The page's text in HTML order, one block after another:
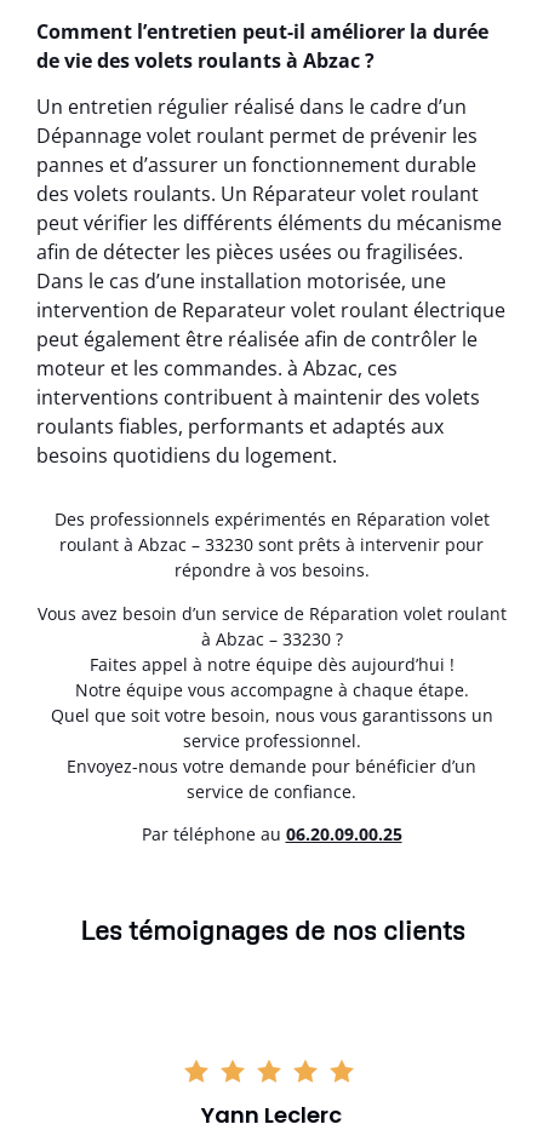
Comment l’entretien peut-il améliorer la durée
de vie des volets roulants à Abzac ?
Un entretien régulier réalisé dans le cadre d’un
Dépannage volet roulant permet de prévenir les
pannes et d’assurer un fonctionnement durable
des volets roulants. Un Réparateur volet roulant
peut vérifier les différents éléments du mécanisme
afin de détecter les pièces usées ou fragilisées.
Dans le cas d’une installation motorisée, une
intervention de Reparateur volet roulant électrique
peut également être réalisée afin de contrôler le
moteur et les commandes. à Abzac, ces
interventions contribuent à maintenir des volets
roulants fiables, performants et adaptés aux
besoins quotidiens du logement.
Des professionnels expérimentés en Réparation volet
roulant à Abzac – 33230 sont prêts à intervenir pour
répondre à vos besoins.
Vous avez besoin d’un service de Réparation volet roulant
à Abzac – 33230 ?
Faites appel à notre équipe dès aujourd’hui !
Notre équipe vous accompagne à chaque étape.
Quel que soit votre besoin, nous vous garantissons un
service professionnel.
Envoyez-nous votre demande pour bénéficier d’un
service de confiance.
Par téléphone au 06.20.09.00.25
Les témoignages de nos clients
Yann Leclerc